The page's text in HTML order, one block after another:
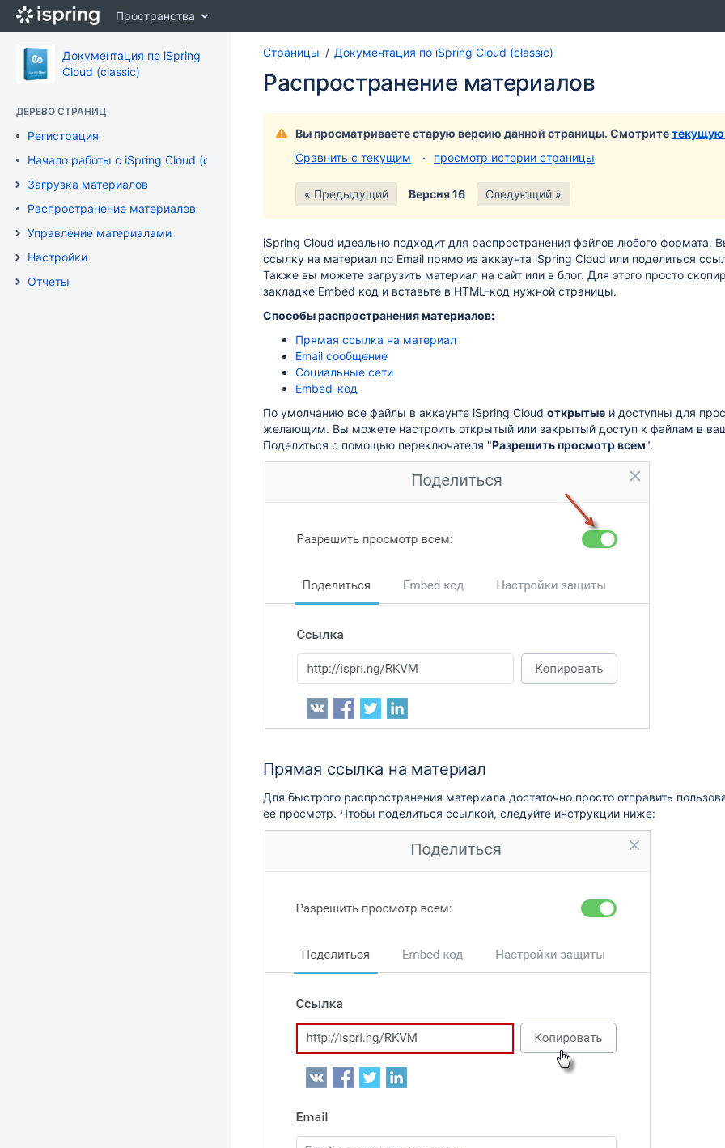
Перейти
содержимому
assistive.skiplink.to.breadcrumbs
assistive.skiplink.to.quick.search
Пространства
Документация по iSpring
Cloud (classic)
ДЕРЕВО СТРАНИЦ
Регистрация
Начало работы с iSpring Cloud (classic)
Загрузка материалов
Распространение материалов
Управление материалами
Настройки
Отчеты
Страницы Документация по iSpring Cloud (classic)
концу
баннера
началу
баннера
Распространение материалов
Вы просматриваете старую версию данной страницы. Смотрите
Сравнить с текущим
просмотр истории страницы
« Предыдущий Версия 16 Следующий »
iSpring Cloud идеально подходит для распространения файлов любого формата.
ссылку на материал по Email прямо из аккаунта iSpring Cloud или поделиться
Также вы можете загрузить материал на сайт или в блог. Для этого просто
закладке Embed код и вставьте в HTML-код нужной страницы.
Способы распространения материалов:
Прямая ссылка на материал
Email сообщение
Социальные сети
Embed-код
По умолчанию все файлы в аккаунте iSpring Cloud открытые и доступны для
желающим. Вы можете настроить открытый или закрытый доступ к файлам в
Поделиться c помощью переключателя "Разрешить просмотр всем".
Прямая ссылка на материал
Для быстрого распространения материала достаточно просто отправить
ее просмотр. Чтобы поделиться ссылкой, следуйте инструкции ниже: